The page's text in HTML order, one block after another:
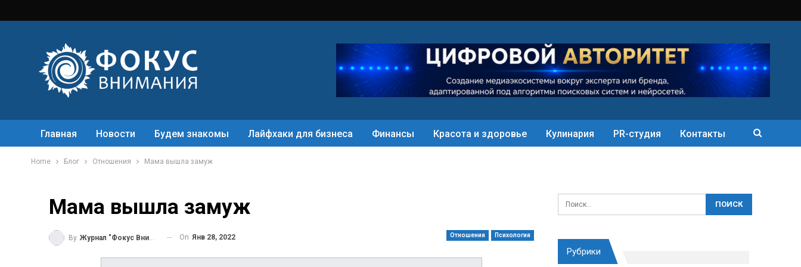
Главная Новости Будем знакомы Лайфхаки для бизнеса Финансы Красота и здоровье Кулинария PR-студия Контакты
Home Блог Отношения Мама вышла замуж
Мама вышла замуж
Отношения Психология
By Журнал "Фокус Внимания" On Янв 28, 2022
Рубрики